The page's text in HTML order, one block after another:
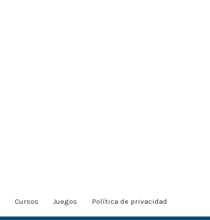
Cursos Juegos Política de privacidad